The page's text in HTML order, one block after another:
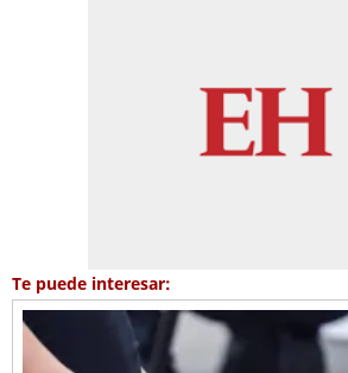
Te puede interesar: